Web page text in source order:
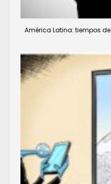
América Latina: tiempos